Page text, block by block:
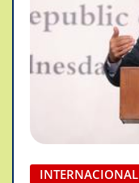
INTERNACIONAL